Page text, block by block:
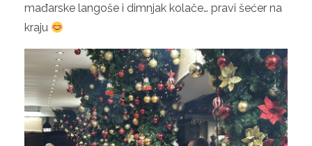
mađarske langoše i dimnjak kolače… pravi šećer na
kraju